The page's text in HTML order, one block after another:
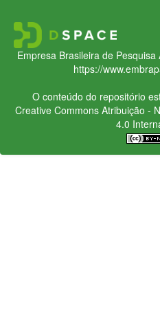
Empresa Brasileira de
https://
O conteúdo do repositório
Creative CommonsAtribuição -
4.0